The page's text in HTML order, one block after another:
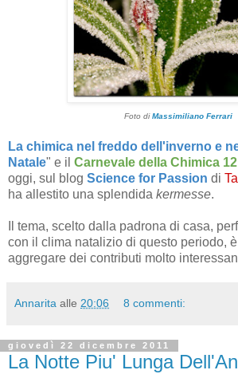
Foto diMassimiliano Ferrari
La chimica nel freddo dell'inverno e
Natale" e il Carnevale della Chimica 12
oggi, sul blog Science for Passion di
ha allestito una splendida kermesse.
Il tema, scelto dalla padrona di casa,
con il clima natalizio di questo periodo,
aggregare dei contributi molto
Annarita alle 20:06 8 commenti:
giovedì 22 dicembre 2011
La Notte Piu' Lunga